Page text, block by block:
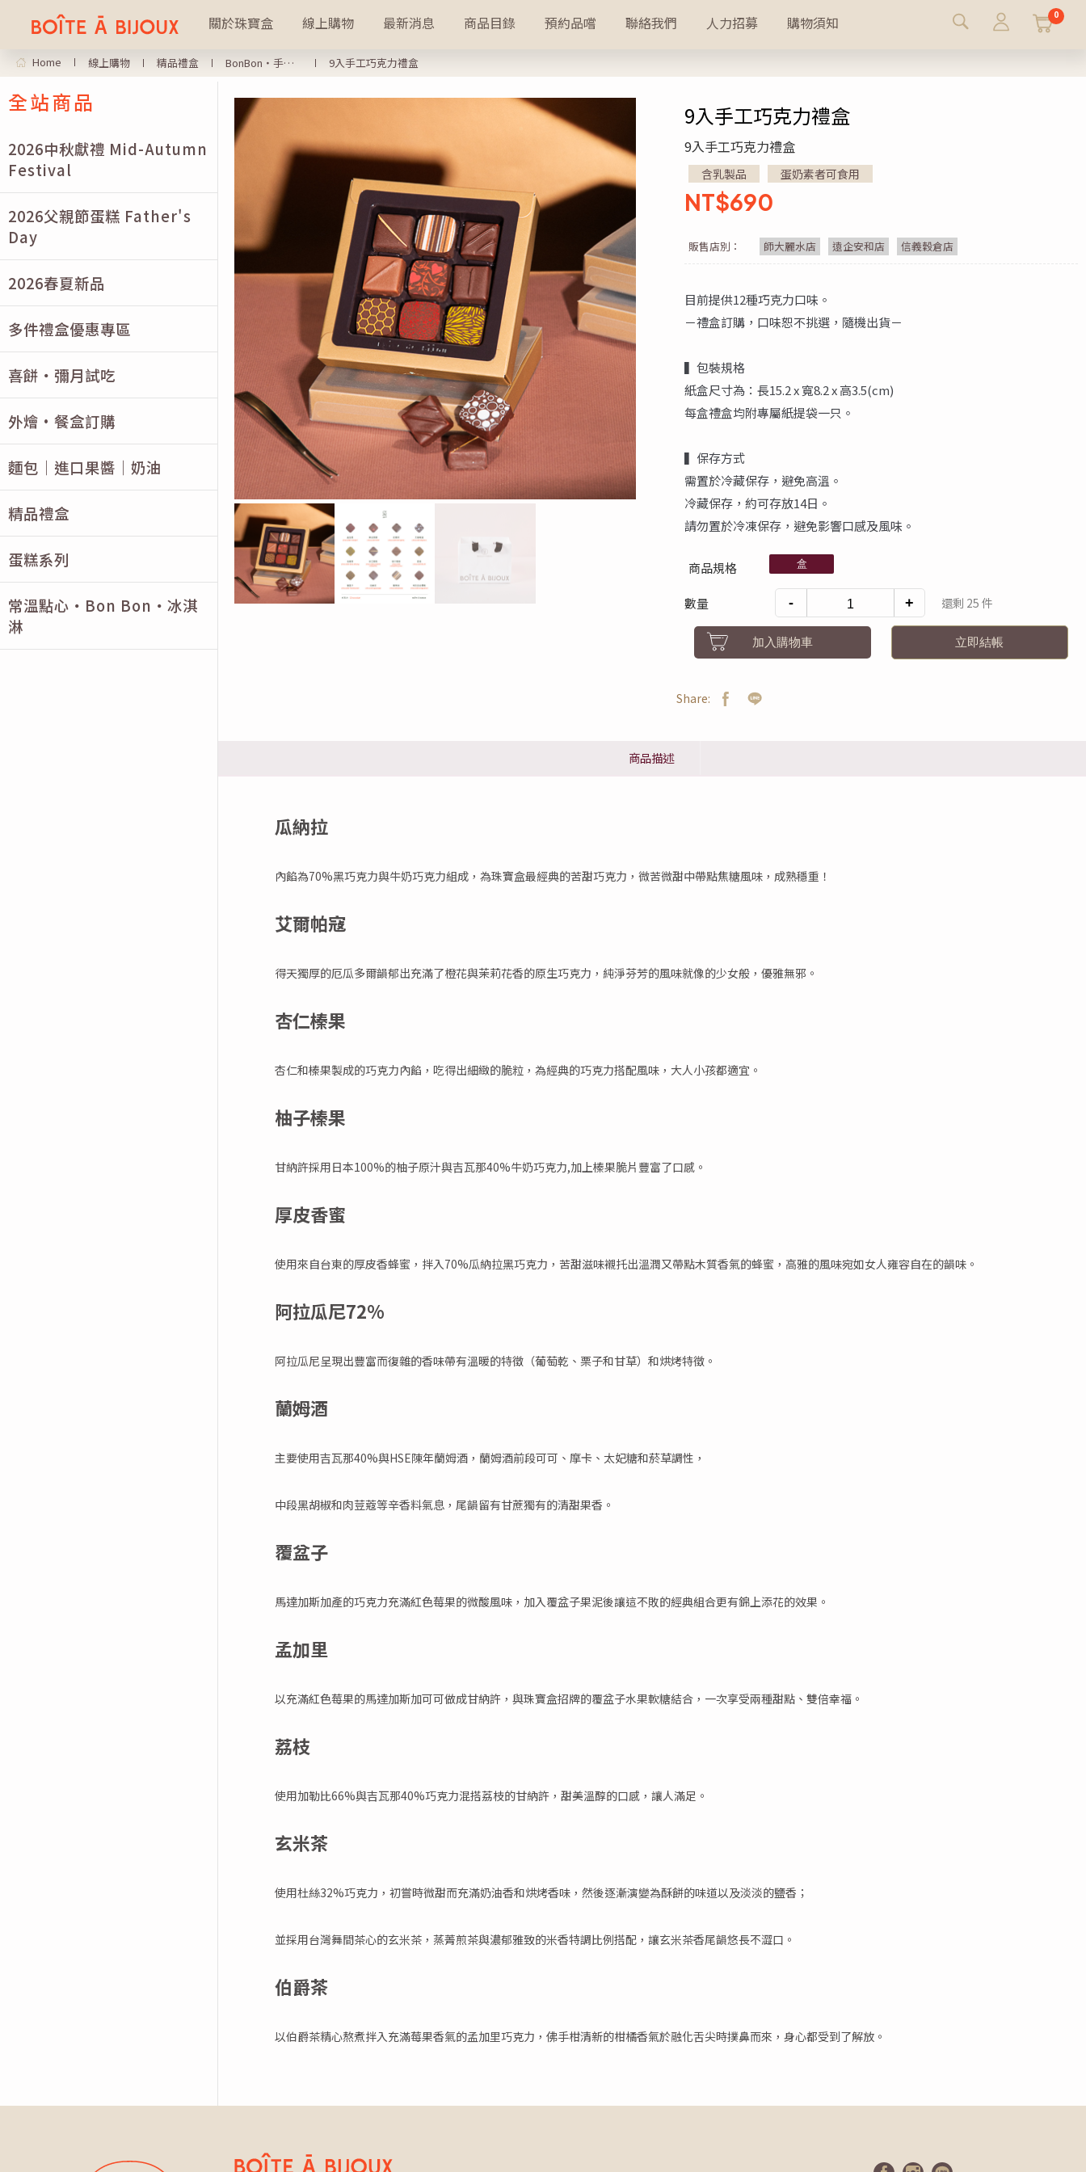
0
關於珠寶盒 線上購物 最新消息 商品目錄 預約品嚐 聯絡我們 人力招募 購物須知
Home 線上購物 精品禮盒 BonBon・手工巧克力禮盒系列 9入手工巧克力禮盒
全站商品
2026中秋獻禮 Mid-Autumn
Festival
2026父親節蛋糕 Father's
Day
2026春夏新品
多件禮盒優惠專區
喜餅・彌月試吃
外燴·餐盒訂購
麵包｜進口果醬｜奶油
精品禮盒
蛋糕系列
常溫點心・Bon Bon・冰淇
淋
9入手工巧克力禮盒
9入手工巧克力禮盒
含乳製品 蛋奶素者可食用
NT$690
販售店別： 師大麗水店 遠企安和店 信義穀倉店
目前提供12種巧克力口味。
－禮盒訂購，口味恕不挑選，隨機出貨－
▍包裝規格
紙盒尺寸為：長15.2 x 寬8.2 x 高3.5(cm)
每盒禮盒均附專屬紙提袋一只。
▍保存方式
需置於冷藏保存，避免高溫。
冷藏保存，約可存放14日。
請勿置於冷凍保存，避免影響口感及風味。
商品規格 盒
數量 - + 還剩 25 件
加入購物車 立即結帳
Share:
商品描述
瓜納拉
內餡為70%黑巧克力與牛奶巧克力組成，為珠寶盒最經典的苦甜巧克力，微苦微甜中帶點焦糖風味，成熟穩重！
艾爾帕寇
得天獨厚的厄瓜多爾韻郁出充滿了橙花與茉莉花香的原生巧克力，純淨芬芳的風味就像的少女般，優雅無邪。
杏仁榛果
杏仁和榛果製成的巧克力內餡，吃得出細緻的脆粒，為經典的巧克力搭配風味，大人小孩都適宜。
柚子榛果
甘納許採用日本100%的柚子原汁與吉瓦那40%牛奶巧克力,加上榛果脆片豐富了口感。
厚皮香蜜
使用來自台東的厚皮香蜂蜜，拌入70%瓜納拉黑巧克力，苦甜滋味襯托出溫潤又帶點木質香氣的蜂蜜，高雅的風味宛如女人雍容自在的韻味。
阿拉瓜尼72%
阿拉瓜尼呈現出豐富而復雜的香味帶有溫暖的特徵（葡萄乾、栗子和甘草）和烘烤特徵。
蘭姆酒
主要使用吉瓦那40%與HSE陳年蘭姆酒，蘭姆酒前段可可、摩卡、太妃糖和菸草調性，
中段黑胡椒和肉荳蔻等辛香料氣息，尾韻留有甘蔗獨有的清甜果香。
覆盆子
馬達加斯加產的巧克力充滿紅色莓果的微酸風味，加入覆盆子果泥後讓這不敗的經典組合更有錦上添花的效果。
孟加里
以充滿紅色莓果的馬達加斯加可可做成甘納許，與珠寶盒招牌的覆盆子水果軟糖結合，一次享受兩種甜點、雙倍幸福。
荔枝
使用加勒比66%與吉瓦那40%巧克力混搭荔枝的甘納許，甜美溫醇的口感，讓人滿足。
玄米茶
使用杜絲32%巧克力，初嘗時微甜而充滿奶油香和烘烤香味，然後逐漸演變為酥餅的味道以及淡淡的鹽香；
並採用台灣舞間茶心的玄米茶，蒸菁煎茶與濃郁雅致的米香特調比例搭配，讓玄米茶香尾韻悠長不澀口。
伯爵茶
以伯爵茶精心熬煮拌入充滿莓果香氣的孟加里巧克力，佛手柑清新的柑橘香氣於融化舌尖時撲鼻而來，身心都受到了解放。